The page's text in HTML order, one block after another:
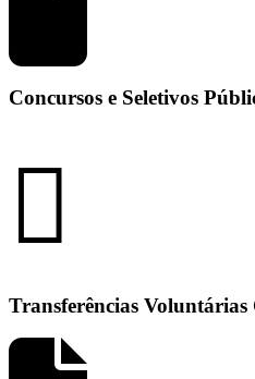
Concursos e Seletivos
Transferências Voluntárias